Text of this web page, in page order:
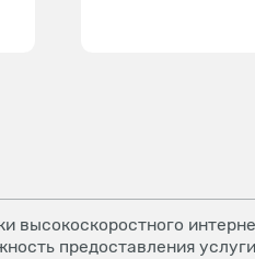
предоставления